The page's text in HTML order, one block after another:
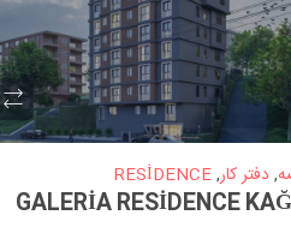
,دفتر کار,
RESİDENCE
GALERİA RESİDENCE